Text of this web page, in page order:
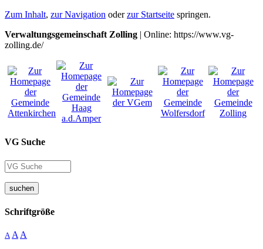
Zum Inhalt, zur Navigation oderzur Startseite springen.
Verwaltungsgemeinschaft Zolling | Online: https://www.vg-
zolling.de/
VG Suche
suchen
Schriftgröße
A A A